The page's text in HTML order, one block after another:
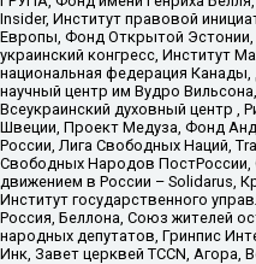
Insider, Институт правовой
Европы, Фонд Открытой Эстонии,
украинский конгресс, Институт
национальная федерация
научный центр им Вудро
Всеукраинский духовный центр ,
Швеции, Проект Медуза, Фонд
России, Лига Свободных Наций,
Свободных Народов ПостРоссии,
движением в России – Solidarus,
Институт государственного
Россия, Беллона, Союз жителей
народных депутатов, Гринпис
Инк, Завет церквей TCCN,